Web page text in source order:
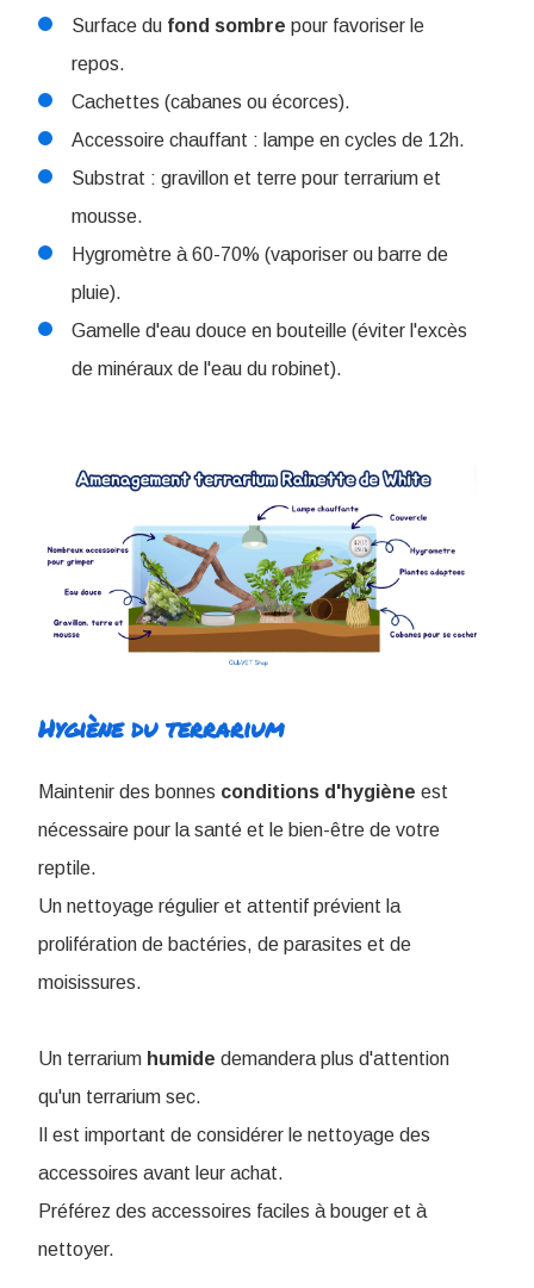
Surface du fond sombre pour favoriser le
repos.
Cachettes (cabanes ou écorces).
Accessoire chauffant : lampe en cycles de 12h.
Substrat : gravillon et terre pour terrarium et
mousse.
Hygromètre à 60-70% (vaporiser ou barre de
pluie).
Gamelle d'eau douce en bouteille (éviter l'excès
de minéraux de l'eau du robinet).
Hygiène du terrarium
Maintenir des bonnes conditions d'hygiène est
nécessaire pour la santé et le bien-être de votre
reptile.
Un nettoyage régulier et attentif prévient la
prolifération de bactéries, de parasites et de
moisissures.
Un terrarium humide demandera plus d'attention
qu'un terrarium sec.
Il est important de considérer le nettoyage des
accessoires avant leur achat.
Préférez des accessoires faciles à bouger et à
nettoyer.